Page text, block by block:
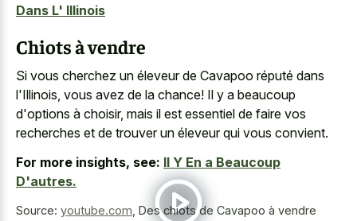
Dans L' Illinois
Chiots à vendre
Si vous cherchez un éleveur de Cavapoo réputé dans
l'Illinois, vous avez de la chance! Il y a beaucoup
d'options à choisir, mais il est essentiel de faire vos
recherches et de trouver un éleveur qui vous convient.
For more insights, see: Il Y En a Beaucoup
D'autres.
Source: youtube.com Des chiots de Cavapoo à vendre